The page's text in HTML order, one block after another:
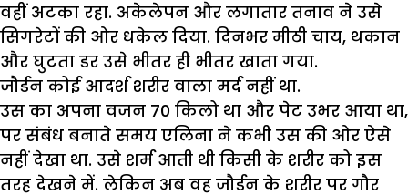
वहीं अटका रहा. अकेलेपन और लगातार तनाव ने उसे
सिगरेटों की ओर धकेल दिया. दिनभर मीठी चाय, थकान
और घुटता डर उसे भीतर ही भीतर खाता गया.
जौर्डन कोई आदर्श शरीर वाला मर्द नहीं था.
उस का अपना वजन 70 किलो था और पेट उभर आया था,
पर संबंध बनाते समय एलिना ने कभी उस की ओर ऐसे
नहीं देखा था. उसे शर्म आती थी किसी के शरीर को इस
तरह देखने में. लेकिन अब वह जौर्डन के शरीर पर गौर